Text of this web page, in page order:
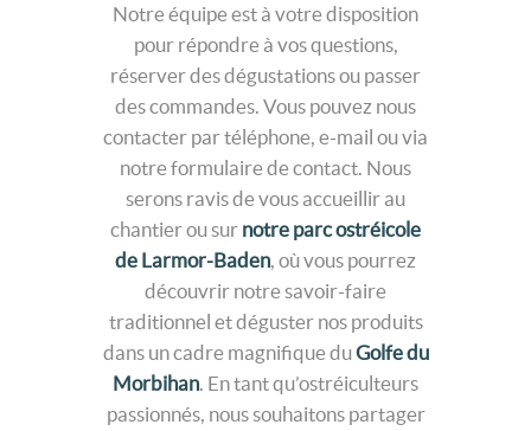
Notre équipe est à votre disposition
pour répondre à vos questions,
réserver des dégustations ou passer
des commandes. Vous pouvez nous
contacter par téléphone, e-mail ou via
notre formulaire de contact. Nous
serons ravis de vous accueillir au
chantier ou sur notre parc ostréicole
de Larmor-Baden , où vous pourrez
découvrir notre savoir-faire
traditionnel et déguster nos produits
dans un cadre magnifique duGolfe du
Morbihan . En tant qu’ostréiculteurs
passionnés, nous souhaitons partager